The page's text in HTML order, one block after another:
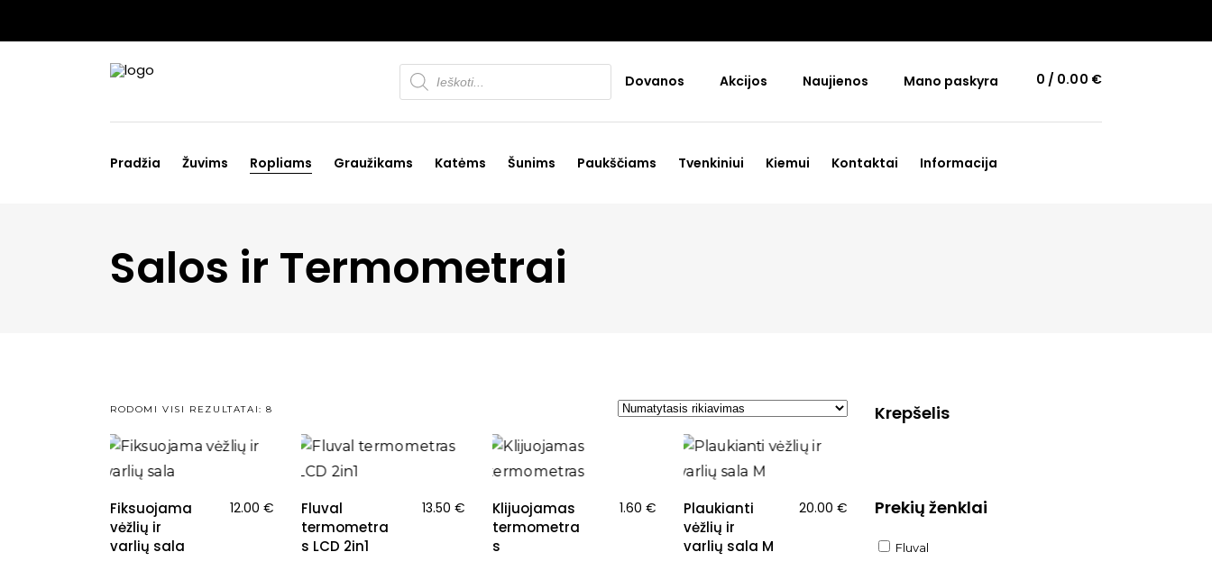
Products
search Dovanos Akcijos Naujienos Mano paskyra 0 0.00 €
Pradžia Žuvims Ropliams Graužikams Katėms Šunims Paukščiams Tvenkiniui Kiemui Kontaktai Informacija
Salos ir Termometrai
RODOMI VISI REZULTATAI: 8
Fiksuojama
vėžlių ir
varlių sala
12.00 €
Fluval
termometra
s LCD 2in1
13.50 €
Klijuojamas
termometra
s
1.60 €
Plaukianti
vėžlių ir
varlių sala M
20.00 €
Krepšelis
Prekių ženklai
Fluval